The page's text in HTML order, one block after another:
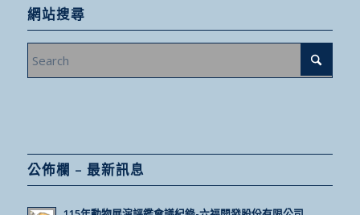
網站搜尋
公佈欄 – 最新訊息